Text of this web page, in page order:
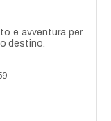
e avventura per
destino.